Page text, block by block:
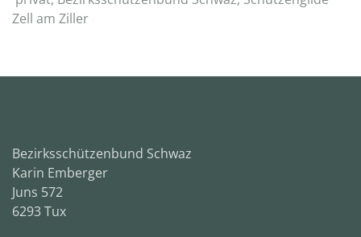
Zell am Ziller
Bezirksschützenbund Schwaz
Karin Emberger
Juns 572
6293 Tux